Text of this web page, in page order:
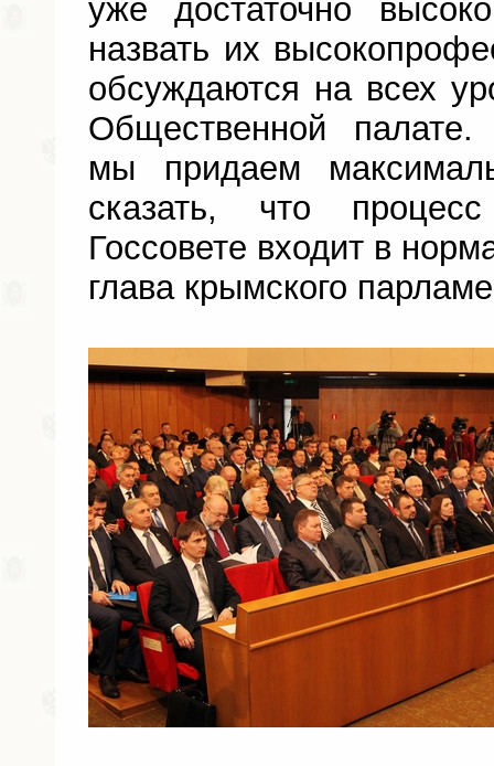
уже достаточно
назвать их
обсуждаются на всех
Общественной палате.
мы придаем
сказать, что
Госсовете входит в
глава крымского